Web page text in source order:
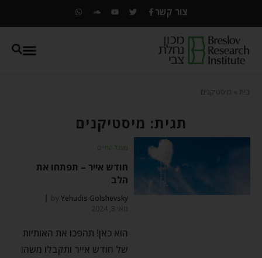
צור קשר
בית מיסטיקנים
תגית: מיסטיקנים
מעגל החיים
חודש אייר – תפתחו את
הלב
byYehudis Golshevsky
מאי 8, 2024
הוא כאן! תהפכו את האותיות
של חודש אייר ותקבלו משהו